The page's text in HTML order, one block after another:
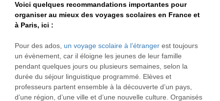
Voici quelques recommandations importantes pour
organiser au mieux des voyages scolaires en France et
à Paris, ici :
Pour des ados, un voyage scolaire à l’étranger est toujours
un évènement, car il éloigne les jeunes de leur famille
pendant quelques jours ou plusieurs semaines, selon la
durée du séjour linguistique programmé. Elèves et
professeurs partent ensemble à la découverte d’un pays,
d’une région, d’une ville et d’une nouvelle culture. Organisés